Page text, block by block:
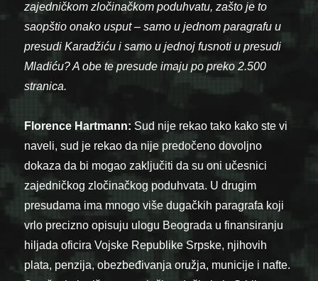
zajedničkom zločinačkom poduhvatu, zašto je to
saopštio onako usput – samo u jednom paragrafu u
presudi Karadžiću i samo u jednoj fusnoti u presudi
Mladiću? A obe te presude imaju po preko 2.500
stranica.
Florence Hartmann: Sud nije rekao tako kako ste vi
naveli, sud je rekao da nije predočeno dovoljno
dokaza da bi mogao zaključiti da su oni učesnici
zajedničkog zločinačkog poduhvata. U drugim
presudama ima mnogo više dugačkih paragrafa koji
vrlo precizno opisuju ulogu Beograda u finansiranju
hiljada oficira Vojske Republike Srpske, njihovih
plata, penzija, obezbeđivanja oružja, municije i nafte.